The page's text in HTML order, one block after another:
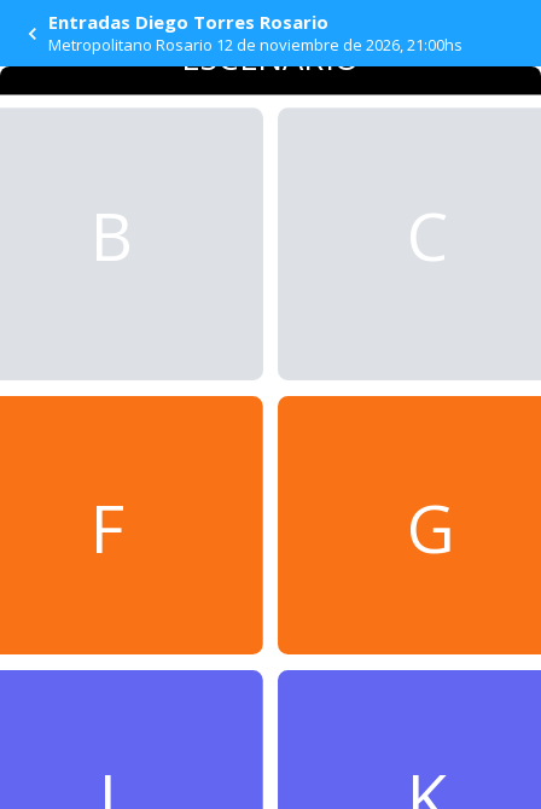
Entradas Diego Torres Rosario
Metropolitano Rosario 12 de noviembre de 2026, 21:00hs
ESCENARIO
B C
F G